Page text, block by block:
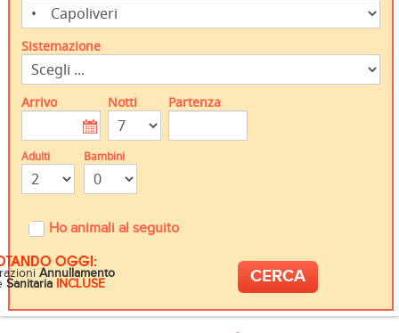
Sistemazione
Arrivo Notti Partenza
Adulti Bambini
Ho animali al seguito
OGGI:
Annullamento
Sanitaria INCLUSE